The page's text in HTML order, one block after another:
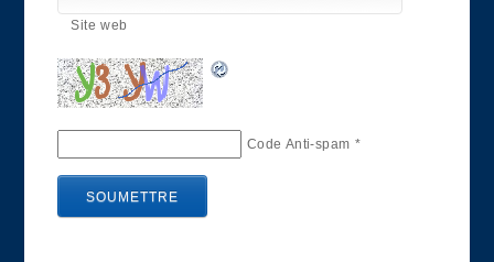
Site web
Code Anti-spam *